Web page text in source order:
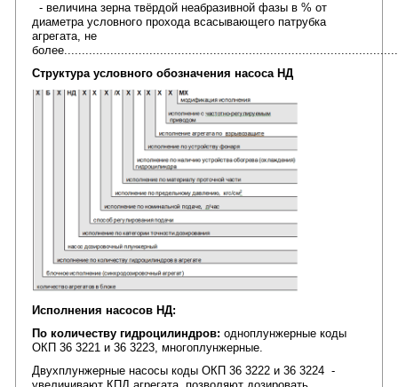
- величина зерна твëрдой неабразивной фазы в % от
диаметра условного прохода всасывающего патрубка
агрегата, не
Структура условного обозначения насоса НД
Исполнения насосов НД:
По количеству гидроцилиндров: одноплунжерные коды
ОКП 36 3221 и 36 3223, многоплунжерные.
Двухплунжерные насосы коды ОКП 36 3222 и 36 3224 -